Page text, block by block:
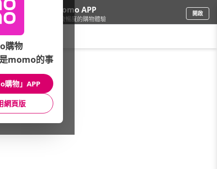
下載momo APP
給你3倍流暢度的購物體驗
開啟
攝影機專區/縮時攝影
本館精選商品
館長推薦 月銷量
購物
momo的事
購物」APP
網頁版